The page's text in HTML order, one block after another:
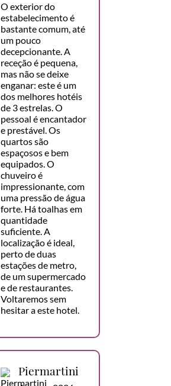
O exterior do
estabelecimento é
bastante comum, até
um pouco
decepcionante. A
receção é pequena,
mas não se deixe
enganar: este é um
dos melhores hotéis
de 3 estrelas. O
pessoal é encantador
e prestável. Os
quartos são
espaçosos e bem
equipados. O
chuveiro é
impressionante, com
uma pressão de água
forte. Há toalhas em
quantidade
suficiente. A
localização é ideal,
perto de duas
estações de metro,
de um supermercado
e de restaurantes.
Voltaremos sem
hesitar a este hotel.
Piermartini